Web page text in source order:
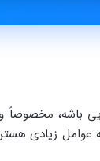
باشه،
عوامل زیادی